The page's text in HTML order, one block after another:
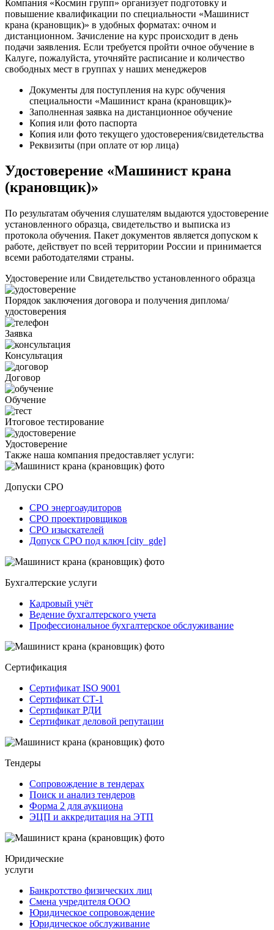
Компания «Космин групп» организует подготовку и
повышение квалификации по специальности «Машинист
крана (крановщик)» в удобных форматах: очном и
дистанционном. Зачисление на курс происходит в день
подачи заявления. Если требуется пройти очное обучение в
Калуге, пожалуйста, уточняйте расписание и количество
свободных мест в группах у наших менеджеров
Документы для поступления на курс обучения
специальности «Машинист крана (крановщик)»
Заполненная заявка на дистанционное обучение
Копия или фото паспорта
Копия или фото текущего удостоверения/свидетельства
Реквизиты (при оплате от юр лица)
Удостоверение «Машинист крана
(крановщик)»
По результатам обучения слушателям выдаются удостоверение
установленного образца, свидетельство и выписка из
протокола обучения. Пакет документов является допуском к
работе, действует по всей территории России и принимается
всеми работодателями страны.
Удостоверение или Свидетельство установленного образца
Порядок заключения договора и получения диплома/
удостоверения
Заявка
Консультация
Договор
Обучение
Итоговое тестирование
Удостоверение
Также наша компания предоставляет услуги:
Допуски СРО
СРО энергоаудиторов
СРО проектировщиков
СРО изыскателей
Допуск СРО под ключ [city_gde]
Бухгалтерские услуги
Кадровый учёт
Ведение бухгалтерского учета
Профессиональное бухгалтерское обслуживание
Сертификация
Сертификат ISO 9001
Сертификат СТ-1
Сертификат РДИ
Сертификат деловой репутации
Тендеры
Сопровождение в тендерах
Поиск и анализ тендеров
Форма 2 для аукциона
ЭЦП и аккредитация на ЭТП
Юридические
услуги
Банкротство физических лиц
Смена учредителя ООО
Юридическое сопровождение
Юридическое обслуживание